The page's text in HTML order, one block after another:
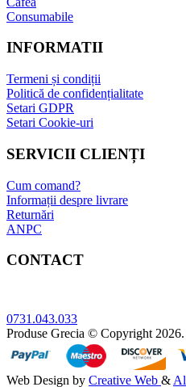
Consumabile
INFORMATII
Termeni și condiții
Politică de confidențialitate
Setari GDPR
Setari Cookie-uri
SERVICII CLIENȚI
Cum comand?
Informații despre livrare
Returnări
ANPC
CONTACT
0731.043.033
Produse Grecia © Copyright 2026.
Web Design by Creative Web &